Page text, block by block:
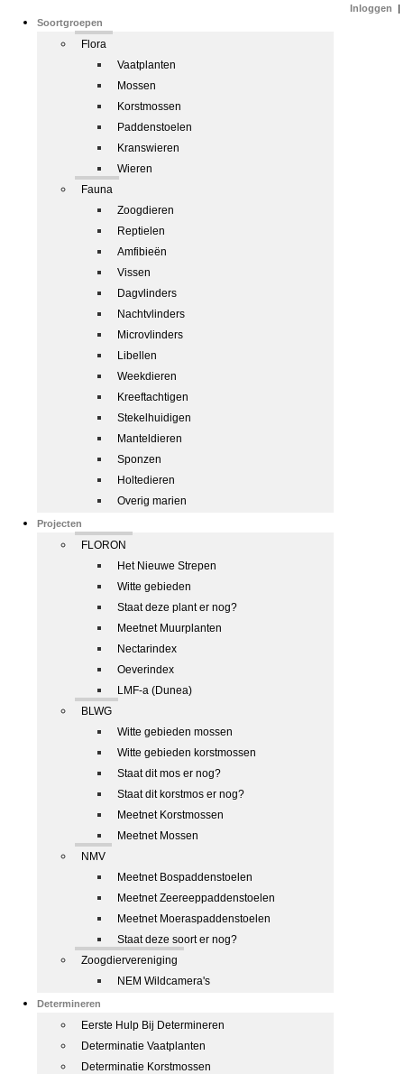
Soortgroepen
Flora
Vaatplanten
Mossen
Korstmossen
Paddenstoelen
Kranswieren
Wieren
Fauna
Zoogdieren
Reptielen
Amfibieën
Vissen
Dagvlinders
Nachtvlinders
Microvlinders
Libellen
Weekdieren
Kreeftachtigen
Stekelhuidigen
Manteldieren
Sponzen
Holtedieren
Overig marien
Projecten
FLORON
Het Nieuwe Strepen
Witte gebieden
Staat deze plant er nog?
Meetnet Muurplanten
Nectarindex
Oeverindex
LMF-a (Dunea)
BLWG
Witte gebieden mossen
Witte gebieden korstmossen
Staat dit mos er nog?
Staat dit korstmos er nog?
Meetnet Korstmossen
Meetnet Mossen
NMV
Meetnet Bospaddenstoelen
Meetnet Zeereeppaddenstoelen
Meetnet Moeraspaddenstoelen
Staat deze soort er nog?
Zoogdiervereniging
NEM Wildcamera's
Determineren
Eerste Hulp Bij Determineren
Determinatie Vaatplanten
Determinatie Korstmossen
Inloggen |